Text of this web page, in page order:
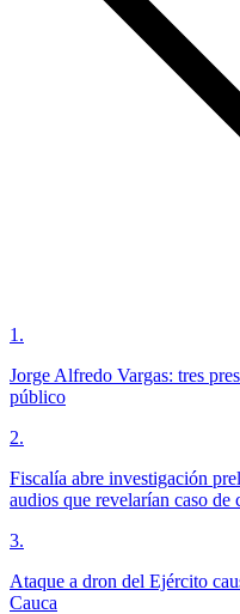
1 .
Jorge Alfredo Vargas: tres
público
2.
Fiscalía abre investigación
audios que revelarían caso de
3.
Ataque a dron del Ejército
Cauca